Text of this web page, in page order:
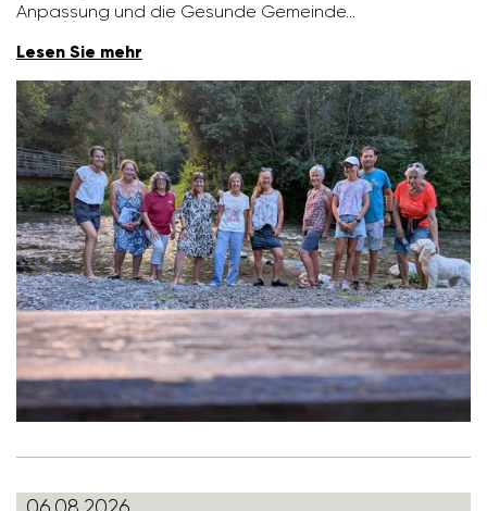
Anpas­sung und die Gesunde Gemeinde…
Lesen Sie mehr